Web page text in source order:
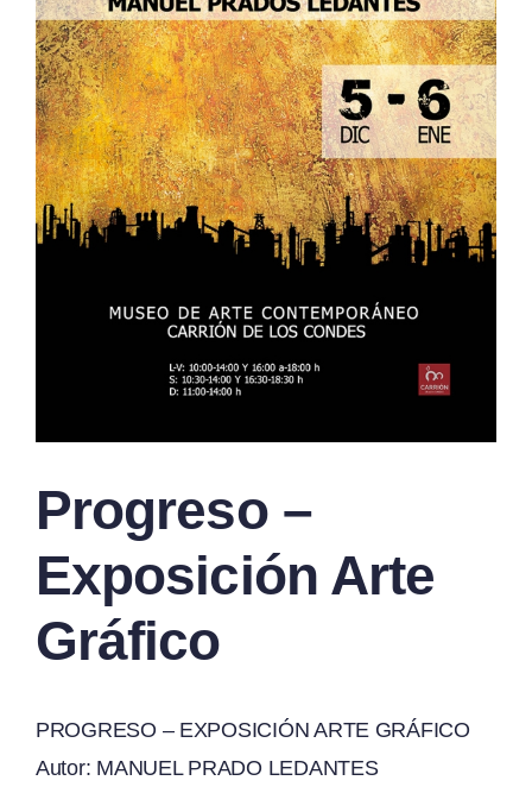
Progreso –
Exposición Arte
Gráfico
PROGRESO – EXPOSICIÓN ARTE GRÁFICO
Autor: MANUEL PRADO LEDANTES